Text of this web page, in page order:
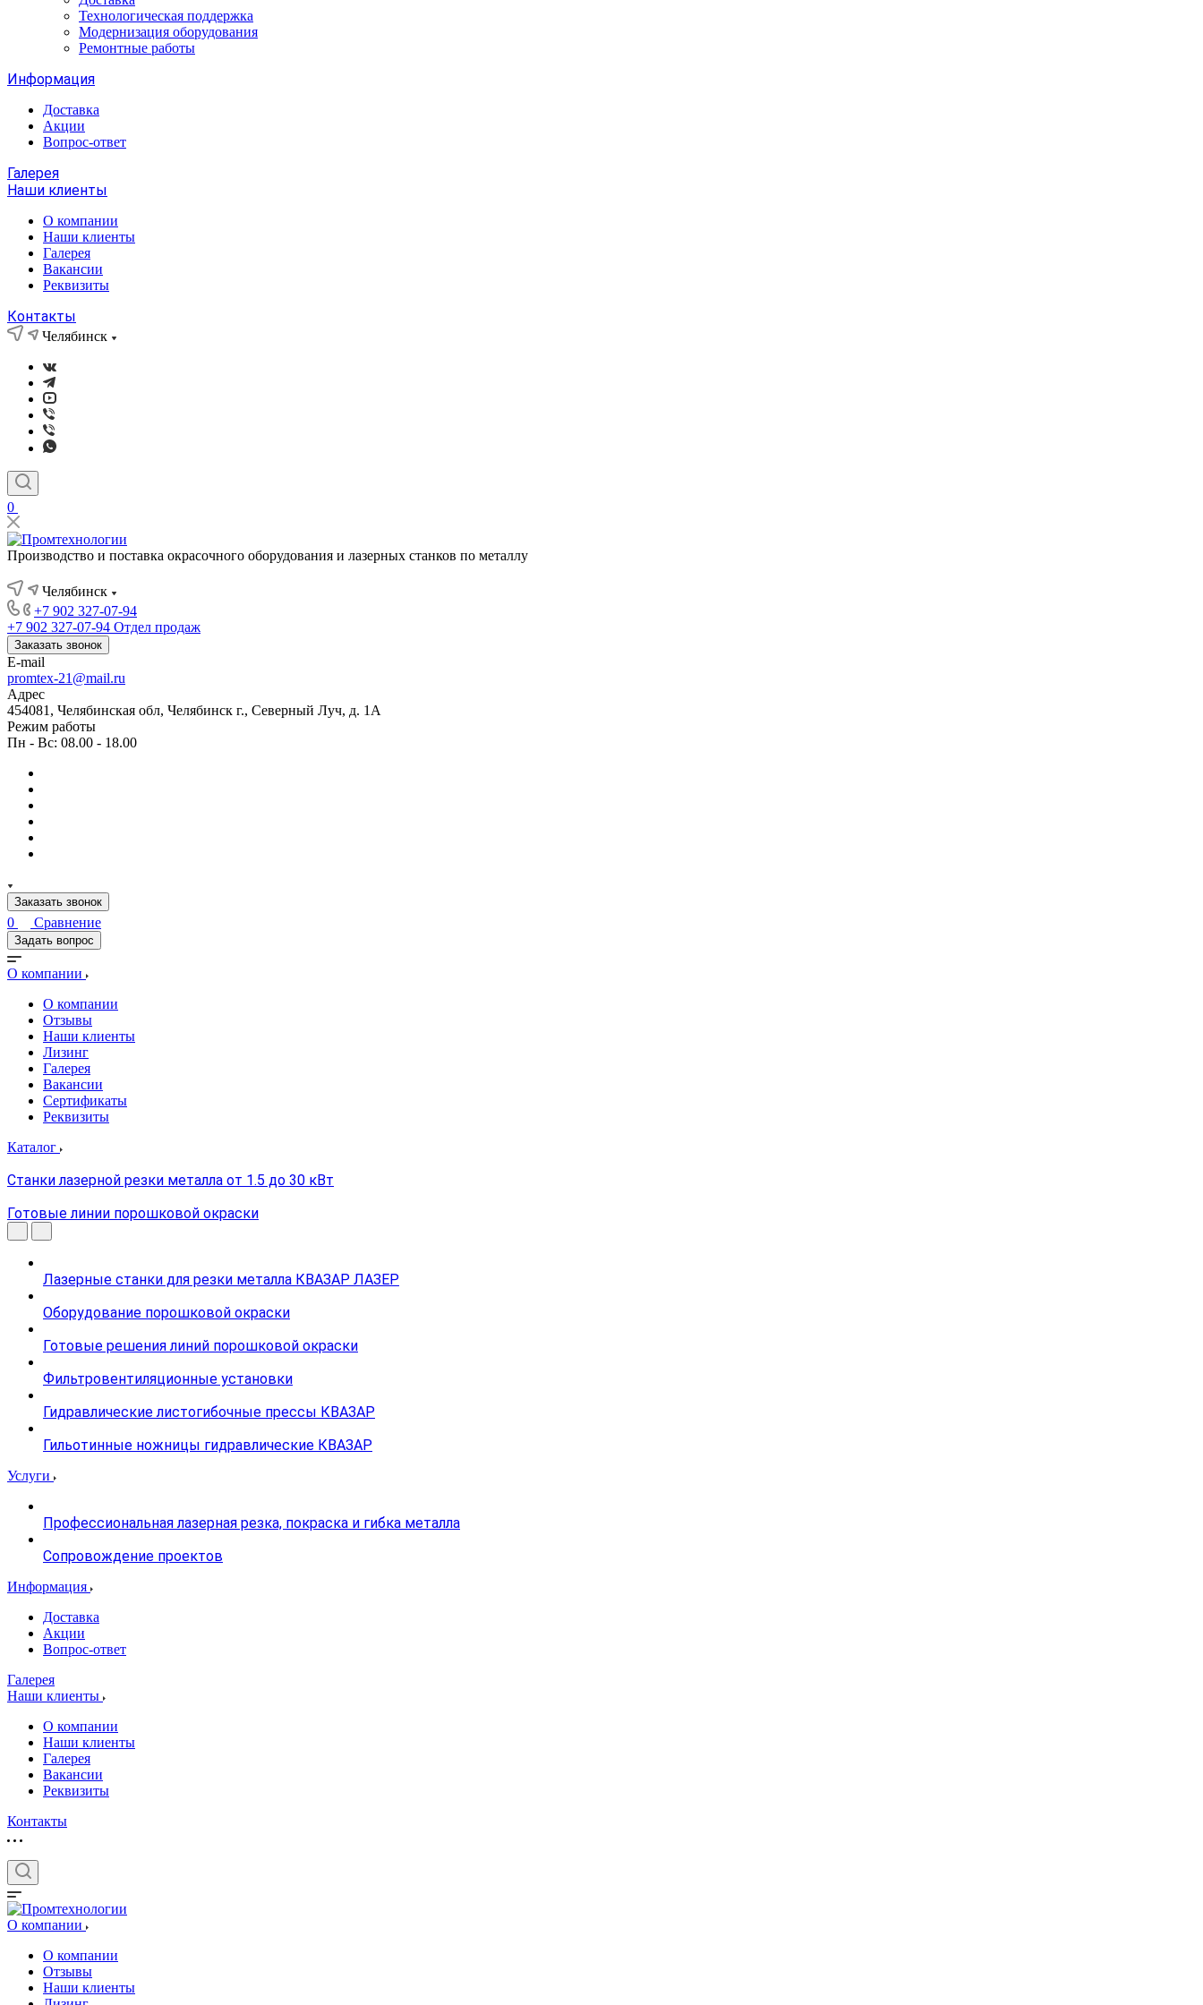
Технологическая поддержка
Модернизация оборудования
Ремонтные работы
Информация
Доставка
Акции
Вопрос-ответ
Галерея
Наши клиенты
О компании
Наши клиенты
Галерея
Вакансии
Реквизиты
Контакты
Челябинск
0
Производство и поставка окрасочного оборудования и лазерных станков по металлу
Челябинск
+7 902 327-07-94
+7 902 327-07-94 Отдел продаж
Заказать звонок
E-mail
promtex-21@mail.ru
Адрес
454081, Челябинская обл, Челябинск г., Северный Луч, д. 1А
Режим работы
Пн - Вс: 08.00 - 18.00
Заказать звонок
0 Сравнение
Задать вопрос
О компании
О компании
Отзывы
Наши клиенты
Лизинг
Галерея
Вакансии
Сертификаты
Реквизиты
Каталог
Станки лазерной резки металла от 1.5 до 30 кВт
Готовые линии порошковой окраски
Лазерные станки для резки металла КВАЗАР ЛАЗЕР
Оборудование порошковой окраски
Готовые решения линий порошковой окраски
Фильтровентиляционные установки
Гидравлические листогибочные прессы КВАЗАР
Гильотинные ножницы гидравлические КВАЗАР
Услуги
Профессиональная лазерная резка, покраска и гибка металла
Сопровождение проектов
Информация
Доставка
Акции
Вопрос-ответ
Галерея
Наши клиенты
О компании
Наши клиенты
Галерея
Вакансии
Реквизиты
Контакты
О компании
О компании
Отзывы
Наши клиенты